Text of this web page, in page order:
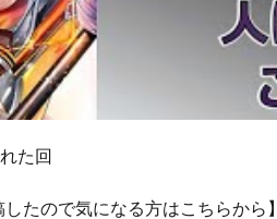
た回
たので気になる方はこちらから】